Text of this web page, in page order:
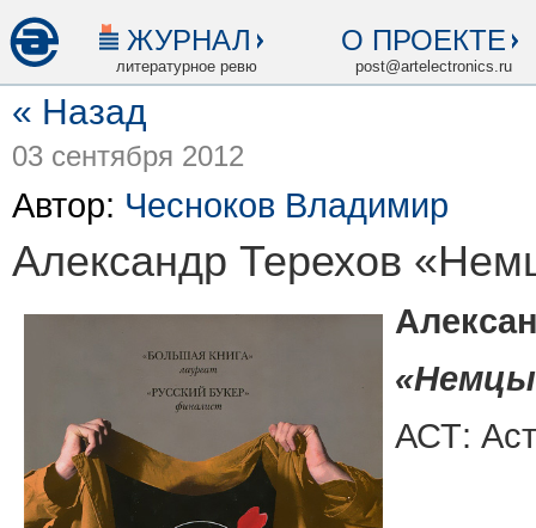
ЖУРНАЛ
литературное ревю
О ПРОЕКТЕ
post@artelectronics.ru
« Назад
03 сентября 2012
Автор: Чесноков Владимир
Александр Терехов
АСТ: